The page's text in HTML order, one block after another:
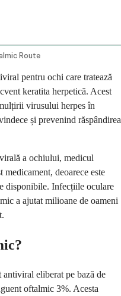
Route
pentru ochi care tratează
keratita herpetică. Acest
virusului herpes în
și prevenind răspândirea
a ochiului, medicul
medicament, deoarece este
disponibile. Infecțiile oculare
a ajutat milioane de oameni
eliberat pe bază de
oftalmic 3%. Acesta